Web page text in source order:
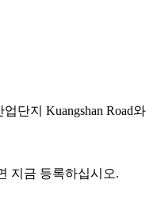
단지 Kuangshan Road와
지금 등록하십시오.